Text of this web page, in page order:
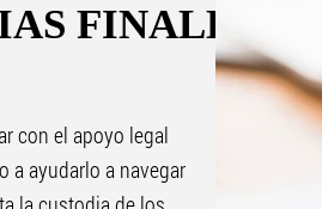
FINALES
con el apoyo legal
a ayudarlo a navegar